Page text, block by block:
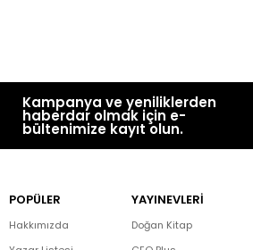
Kampanya ve yeniliklerden
haberdar olmak için e-
bültenimize kayıt olun.
POPÜLER
Hakkımızda
YAYINEVLERİ
Doğan Kitap